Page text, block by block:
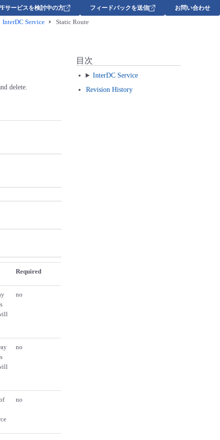
サービスを検討中の方 フィードバックを送信 お問い合わせ
InterDC Service Static Route
delete.
Required
no
no
no
目次
InterDC Service
Revision History